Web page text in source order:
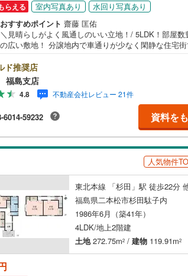
らえる 室内写真あり
水回り写真あり
おすすめポイント 齋藤 匡佑
＼見晴らしがよく風通しのいい立地！/ 5LDK！部屋
の広い敷地！ 分譲地内で車通りが少なく閑静な住宅街です リフォームの
物件情報でお客様をお迎えいたします！【ローンの相
通るかな？」様々なお悩みございませんか？●お客様
無料審査いたします！●秘密厳守、無理な営業も致し
ュミレーション無料受付中！/人気です ●「ローンが通
える？」「月々の支払いを見直したい！」●審査・購
生活設計を一緒に考えご提案いたします！【赤ちゃ
ズスペースやベビーベッドを完備（オムツあります
飽きてしまわないようお手伝いいたします ●ご家族お
さい！
ド推奨店
福島支店
4.8 不動産会社レビュー 21件
6014-59232 資料を
人気物件
東北本線 「杉田」駅 徒歩22分
福島県二本松市杉田駄子内
1986年6月（築41年）
4LDK/地上2階建
土地272.75m2 / 建物 119.91m2
富岡町(0) 双葉郡川内
双葉町(0) 双葉郡浪
郡新地町
グダイニング15畳以上
（0 対面キッ
、契約、入居関連など
燥機あり（1）
クインクローゼット